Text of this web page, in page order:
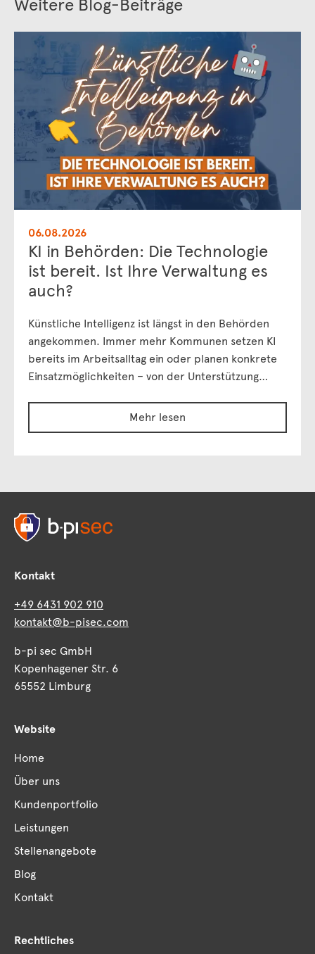
Weitere Blog-Beiträge
06.08.2026
KI in Behörden: Die Technologie
ist bereit. Ist Ihre Verwaltung es
auch?
Künstliche Intelligenz ist längst in den Behörden
angekommen. Immer mehr Kommunen setzen KI
bereits im Arbeitsalltag ein oder planen konkrete
Einsatzmöglichkeiten – von der Unterstützung…
Mehr lesen
Kontakt
+49 6431 902 910
kontakt@b-pisec.com
b-pi sec GmbH
Kopenhagener Str. 6
65552 Limburg
Website
Home
Über uns
Kundenportfolio
Leistungen
Stellenangebote
Blog
Kontakt
Rechtliches